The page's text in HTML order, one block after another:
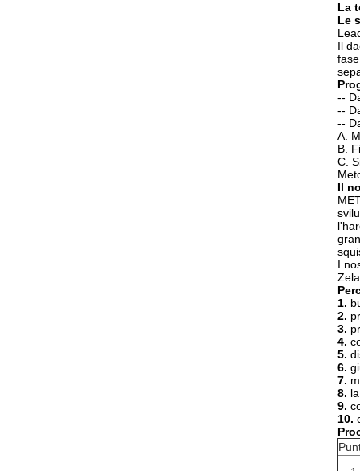
La
Le
Il
--
--
--
A.
B.
C.
Il
I
1.
2.
3.
4.
5.
6.
7.
8.
9.
10.